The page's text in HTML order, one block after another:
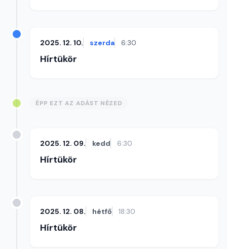
2025. 12. 10. szerda 6:30
Hírtükör
ÉPP EZT AZ ADÁST NÉZED
2025. 12. 09. kedd 6:30
Hírtükör
2025. 12. 08. hétfő 18:30
Hírtükör